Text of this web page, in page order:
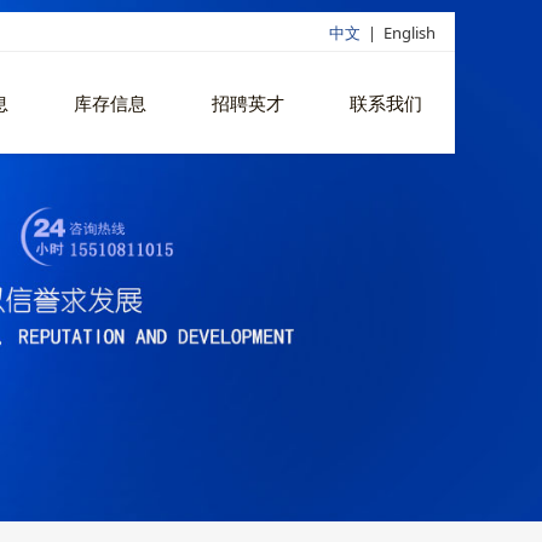
中文 | English
库存信息 招聘英才 联系我们